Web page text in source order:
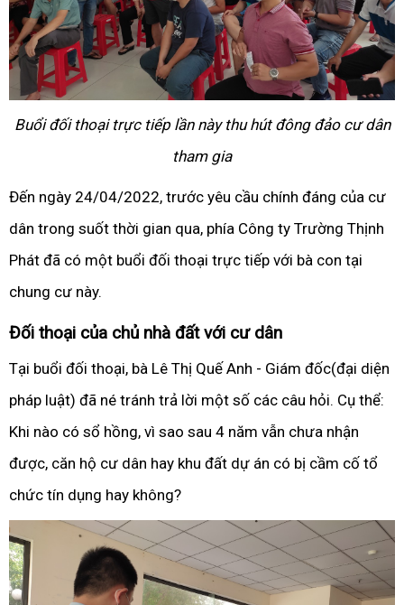
Buổi đối thoại trực tiếp lần này thu hút đông đảo cư dân
tham gia
Đến ngày 24/04/2022, trước yêu cầu chính đáng của cư
dân trong suốt thời gian qua, phía Công ty Trường Thịnh
Phát đã có một buổi đối thoại trực tiếp với bà con tại
chung cư này.
Đối thoại của chủ nhà đất với cư dân
Tại buổi đối thoại, bà Lê Thị Quế Anh - Giám đốc(đại diện
pháp luật) đã né tránh trả lời một số các câu hỏi. Cụ thể:
Khi nào có sổ hồng, vì sao sau 4 năm vẫn chưa nhận
được, căn hộ cư dân hay khu đất dự án có bị cầm cố tổ
chức tín dụng hay không?